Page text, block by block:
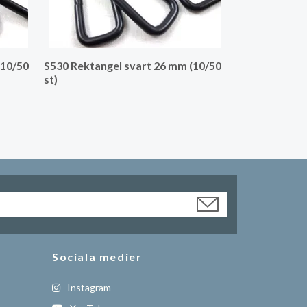
50
S530 Rektangel svart 26 mm (10/50
st)
Sociala medier
Instagram